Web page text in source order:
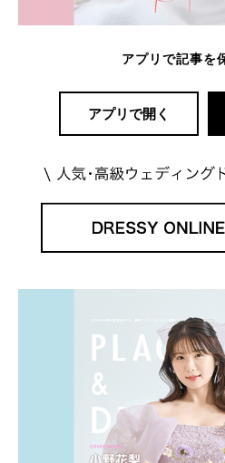
アプリで記事を
アプリで開く